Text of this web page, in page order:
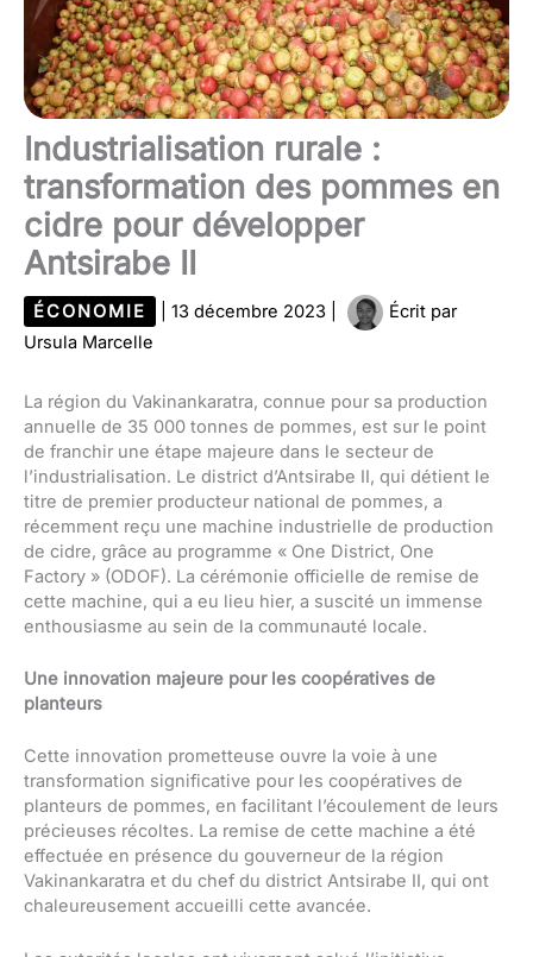
Industrialisation rurale :
transformation des pommes en
cidre pour développer
Antsirabe II
ÉCONOMIE 13 décembre 2023
Écrit par
Ursula Marcelle
La région du Vakinankaratra, connue pour sa production
annuelle de 35 000 tonnes de pommes, est sur le point
de franchir une étape majeure dans le secteur de
l’industrialisation. Le district d’Antsirabe II, qui détient le
titre de premier producteur national de pommes, a
récemment reçu une machine industrielle de production
de cidre, grâce au programme « One District, One
Factory » (ODOF). La cérémonie officielle de remise de
cette machine, qui a eu lieu hier, a suscité un immense
enthousiasme au sein de la communauté locale.
Une innovation majeure pour les coopératives de
planteurs
Cette innovation prometteuse ouvre la voie à une
transformation significative pour les coopératives de
planteurs de pommes, en facilitant l’écoulement de leurs
précieuses récoltes. La remise de cette machine a été
effectuée en présence du gouverneur de la région
Vakinankaratra et du chef du district Antsirabe II, qui ont
chaleureusement accueilli cette avancée.